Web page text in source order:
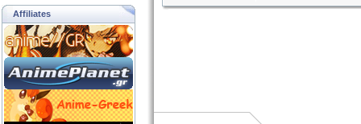
Affiliates